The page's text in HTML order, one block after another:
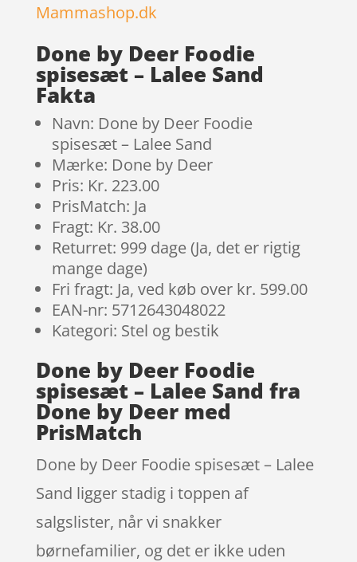
Mammashop.dk
Done by Deer Foodie
spisesæt – Lalee Sand
Fakta
Navn: Done by Deer Foodie
spisesæt – Lalee Sand
Mærke: Done by Deer
Pris: Kr. 223.00
PrisMatch: Ja
Fragt: Kr. 38.00
Returret: 999 dage (Ja, det er rigtig
mange dage)
Fri fragt: Ja, ved køb over kr. 599.00
EAN-nr: 5712643048022
Kategori: Stel og bestik
Done by Deer Foodie
spisesæt – Lalee Sand fra
Done by Deer med
PrisMatch
Done by Deer Foodie spisesæt – Lalee
Sand ligger stadig i toppen af
salgslister, når vi snakker
børnefamilier, og det er ikke uden